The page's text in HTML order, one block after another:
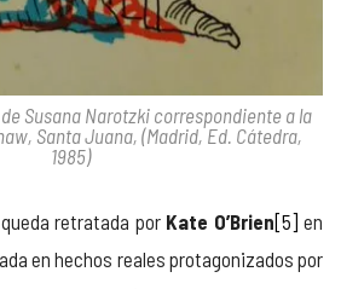
Susana Narotzki correspondiente a la
Santa Juana, (Madrid, Ed. Cátedra,
1985)
retratada por Kate O’Brien[5] en
en hechos reales protagonizados por